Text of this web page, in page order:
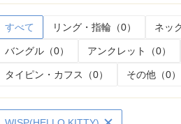
すべて リング・指輪（0） ネッ
バングル（0） アンクレット（0）
タイピン・カフス（0） その他（0）